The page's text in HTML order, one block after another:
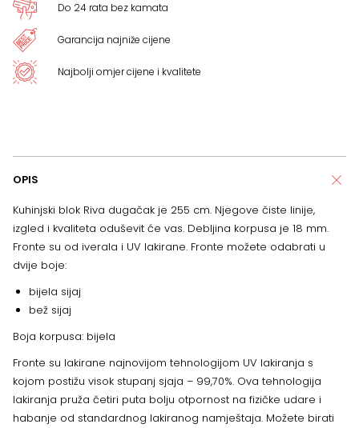
Do 24 rata bez kamata
Garancija najniže cijene
Najbolji omjer cijene i kvalitete
OPIS
Kuhinjski blok Riva dugačak je 255 cm. Njegove čiste linije,
izgled i kvaliteta oduševit će vas. Debljina korpusa je 18 mm.
Fronte su od iverala i UV lakirane. Fronte možete odabrati u
dvije boje:
bijela sijaj
bež sijaj
Boja korpusa: bijela
Fronte su lakirane najnovijom tehnologijom UV lakiranja s
kojom postižu visok stupanj sjaja – 99,70%. Ova tehnologija
lakiranja pruža četiri puta bolju otpornost na fizičke udare i
habanje od standardnog lakiranog namještaja. Možete birati